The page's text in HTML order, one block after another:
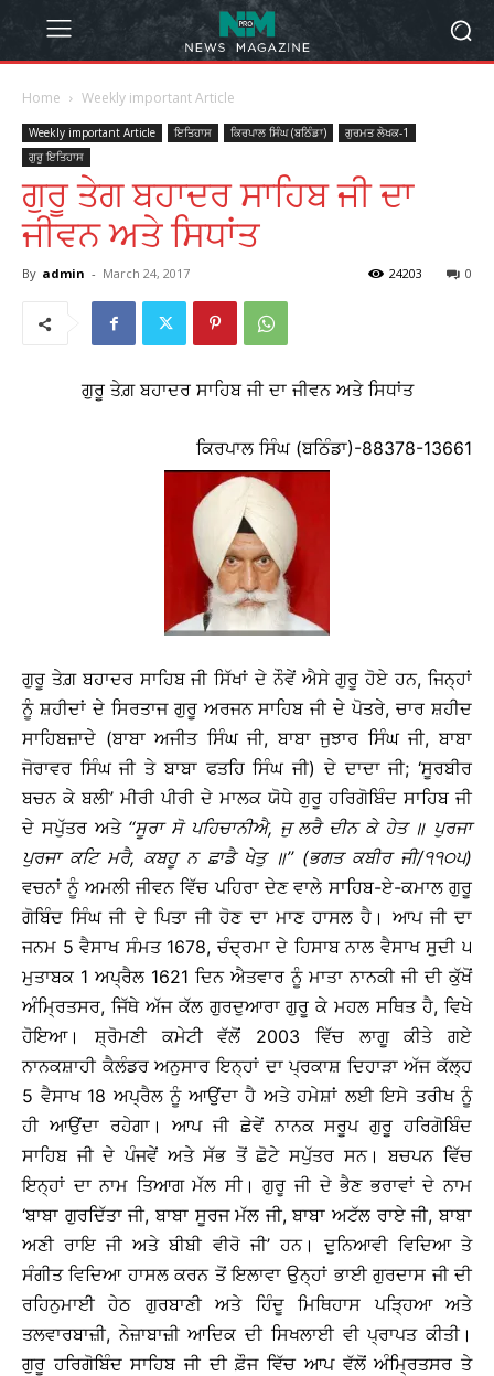
Home Weekly important Article
Weekly important Article ਇਤਿਹਾਸ ਕਿਰਪਾਲ ਸਿੰਘ (ਬਠਿੰਡਾ)
ਗੁਰਮਤ ਲੇਖਕ-1
ਗੁਰੂ ਇਤਿਹਾਸ
ਗੁਰੂ ਤੇਗ ਬਹਾਦਰ ਸਾਹਿਬ ਜੀ ਦਾ
ਜੀਵਨ ਅਤੇ ਸਿਧਾਂਤ
By admin - March 24, 2017 0
24203
ਗੁਰੂ ਤੇਗ਼ ਬਹਾਦਰ ਸਾਹਿਬ ਜੀ ਦਾ ਜੀਵਨ ਅਤੇ ਸਿਧਾਂਤ
ਕਿਰਪਾਲ ਸਿੰਘ (ਬਠਿੰਡਾ)-88378-13661
ਗੁਰੂ ਤੇਗ਼ ਬਹਾਦਰ ਸਾਹਿਬ ਜੀ ਸਿੱਖਾਂ ਦੇ ਨੌਵੇਂ ਐਸੇ ਗੁਰੂ ਹੋਏ ਹਨ, ਜਿਨ੍ਹਾਂ
ਨੂੰ ਸ਼ਹੀਦਾਂ ਦੇ ਸਿਰਤਾਜ ਗੁਰੂ ਅਰਜਨ ਸਾਹਿਬ ਜੀ ਦੇ ਪੋਤਰੇ, ਚਾਰ ਸ਼ਹੀਦ
ਸਾਹਿਬਜ਼ਾਦੇ (ਬਾਬਾ ਅਜੀਤ ਸਿੰਘ ਜੀ, ਬਾਬਾ ਜੁਝਾਰ ਸਿੰਘ ਜੀ, ਬਾਬਾ
ਜੋਰਾਵਰ ਸਿੰਘ ਜੀ ਤੇ ਬਾਬਾ ਫਤਹਿ ਸਿੰਘ ਜੀ) ਦੇ ਦਾਦਾ ਜੀ; ‘ਸੂਰਬੀਰ
ਬਚਨ ਕੇ ਬਲੀ’ ਮੀਰੀ ਪੀਰੀ ਦੇ ਮਾਲਕ ਯੋਧੇ ਗੁਰੂ ਹਰਿਗੋਬਿੰਦ ਸਾਹਿਬ ਜੀ
ਦੇ ਸਪੁੱਤਰ ਅਤੇ ‘‘ਸੂਰਾ ਸੋ ਪਹਿਚਾਨੀਐ, ਜੁ ਲਰੈ ਦੀਨ ਕੇ ਹੇਤ ॥ ਪੁਰਜਾ
ਪੁਰਜਾ ਕਟਿ ਮਰੈ, ਕਬਹੂ ਨ ਛਾਡੈ ਖੇਤੁ ॥’’ (ਭਗਤ ਕਬੀਰ ਜੀ/੧੧੦੫)
ਵਚਨਾਂ ਨੂੰ ਅਮਲੀ ਜੀਵਨ ਵਿੱਚ ਪਹਿਰਾ ਦੇਣ ਵਾਲੇ ਸਾਹਿਬ-ਏ-ਕਮਾਲ ਗੁਰੂ
ਗੋਬਿੰਦ ਸਿੰਘ ਜੀ ਦੇ ਪਿਤਾ ਜੀ ਹੋਣ ਦਾ ਮਾਣ ਹਾਸਲ ਹੈ। ਆਪ ਜੀ ਦਾ
ਜਨਮ 5 ਵੈਸਾਖ ਸੰਮਤ 1678, ਚੰਦ੍ਰਮਾ ਦੇ ਹਿਸਾਬ ਨਾਲ ਵੈਸਾਖ ਸੁਦੀ ੫
ਮੁਤਾਬਕ 1 ਅਪ੍ਰੈਲ 1621 ਦਿਨ ਐਤਵਾਰ ਨੂੰ ਮਾਤਾ ਨਾਨਕੀ ਜੀ ਦੀ ਕੁੱਖੋਂ
ਅੰਮ੍ਰਿਤਸਰ, ਜਿੱਥੇ ਅੱਜ ਕੱਲ ਗੁਰਦੁਆਰਾ ਗੁਰੂ ਕੇ ਮਹਲ ਸਥਿਤ ਹੈ, ਵਿਖੇ
ਹੋਇਆ। ਸ਼੍ਰੋਮਣੀ ਕਮੇਟੀ ਵੱਲੋਂ 2003 ਵਿੱਚ ਲਾਗੂ ਕੀਤੇ ਗਏ
ਨਾਨਕਸ਼ਾਹੀ ਕੈਲੰਡਰ ਅਨੁਸਾਰ ਇਨ੍ਹਾਂ ਦਾ ਪ੍ਰਕਾਸ਼ ਦਿਹਾੜਾ ਅੱਜ ਕੱਲ੍ਹ
5 ਵੈਸਾਖ 18 ਅਪ੍ਰੈਲ ਨੂੰ ਆਉਂਦਾ ਹੈ ਅਤੇ ਹਮੇਸ਼ਾਂ ਲਈ ਇਸੇ ਤਰੀਖ ਨੂੰ
ਹੀ ਆਉਂਦਾ ਰਹੇਗਾ। ਆਪ ਜੀ ਛੇਵੇਂ ਨਾਨਕ ਸਰੂਪ ਗੁਰੂ ਹਰਿਗੋਬਿੰਦ
ਸਾਹਿਬ ਜੀ ਦੇ ਪੰਜਵੇਂ ਅਤੇ ਸੱਭ ਤੋਂ ਛੋਟੇ ਸਪੁੱਤਰ ਸਨ। ਬਚਪਨ ਵਿੱਚ
ਇਨ੍ਹਾਂ ਦਾ ਨਾਮ ਤਿਆਗ ਮੱਲ ਸੀ। ਗੁਰੂ ਜੀ ਦੇ ਭੈਣ ਭਰਾਵਾਂ ਦੇ ਨਾਮ
‘ਬਾਬਾ ਗੁਰਦਿੱਤਾ ਜੀ, ਬਾਬਾ ਸੂਰਜ ਮੱਲ ਜੀ, ਬਾਬਾ ਅਟੱਲ ਰਾਏ ਜੀ, ਬਾਬਾ
ਅਣੀ ਰਾਇ ਜੀ ਅਤੇ ਬੀਬੀ ਵੀਰੋ ਜੀ’ ਹਨ। ਦੁਨਿਆਵੀ ਵਿਦਿਆ ਤੇ
ਸੰਗੀਤ ਵਿਦਿਆ ਹਾਸਲ ਕਰਨ ਤੋਂ ਇਲਾਵਾ ਉਨ੍ਹਾਂ ਭਾਈ ਗੁਰਦਾਸ ਜੀ ਦੀ
ਰਹਿਨੁਮਾਈ ਹੇਠ ਗੁਰਬਾਣੀ ਅਤੇ ਹਿੰਦੂ ਮਿਥਿਹਾਸ ਪੜ੍ਹਿਆ ਅਤੇ
ਤਲਵਾਰਬਾਜ਼ੀ, ਨੇਜ਼ਾਬਾਜ਼ੀ ਆਦਿਕ ਦੀ ਸਿਖਲਾਈ ਵੀ ਪ੍ਰਾਪਤ ਕੀਤੀ।
ਗੁਰੂ ਹਰਿਗੋਬਿੰਦ ਸਾਹਿਬ ਜੀ ਦੀ ਫ਼ੌਜ ਵਿੱਚ ਆਪ ਵੱਲੋਂ ਅੰਮ੍ਰਿਤਸਰ ਤੇ